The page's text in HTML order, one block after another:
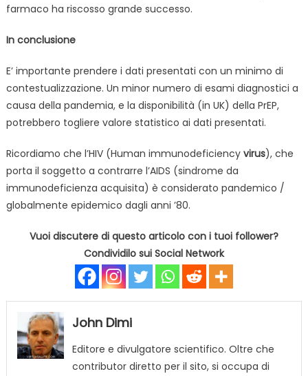
farmaco ha riscosso grande successo.
In conclusione
E’ importante prendere i dati presentati con un minimo di
contestualizzazione. Un minor numero di esami diagnostici a
causa della pandemia, e la disponibilità (in UK) della PrEP,
potrebbero togliere valore statistico ai dati presentati.
Ricordiamo che l’HIV (Human immunodeficiency virus), che
porta il soggetto a contrarre l’AIDS (sindrome da
immunodeficienza acquisita) è considerato pandemico /
globalmente epidemico dagli anni ’80.
Vuoi discutere di questo articolo con i tuoi follower?
Condividilo sui Social Network
John Dimi
Editore e divulgatore scientifico. Oltre che
contributor diretto per il sito, si occupa di